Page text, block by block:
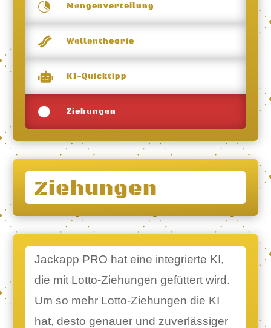
 Mengenverteilung
 Wellentheorie
 KI-Quicktipp
 Ziehungen
Ziehungen
Jackapp PRO hat eine integrierte KI,
die mit Lotto-Ziehungen gefüttert wird.
Um so mehr Lotto-Ziehungen die KI
hat, desto genauer und zuverlässiger